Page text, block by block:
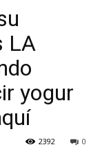
LA
yogur
0
2392